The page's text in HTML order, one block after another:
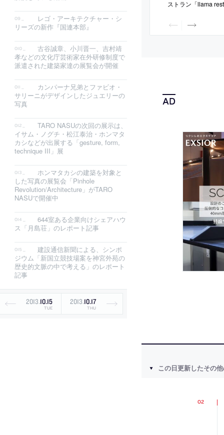
レゴ・アーキテクチャー・シ
リーズの新作『国連本部』
古谷誠章、小川晋一、吉村靖
孝などの文化庁芸術家在外研修制度で
派遣された建築家達の展覧会が開催
カンパーナ兄弟とファビオ・
サリーニがデザインしたジュエリーの
写真
TARO NASUの次回の展示は、
イサム・ノグチ・松江泰治・ホンマタ
カシなどが出展する「gesture, form,
technique III」展
ホンマタカシの建築を対象と
した写真の展覧会「Pinhole
Revolution/Architecture」がTARO
NASUで開催中
644室ある企業向けシェアハウ
ス「月島荘」のレポート記事
建設通信新聞による、シンポ
ジウム「新国立競技場案を神宮外苑の
歴史的文脈の中で考える」のレポート
記事
2013.10.15
TUE
2013.10.17
THU
ストラン「llama
この日更新したその